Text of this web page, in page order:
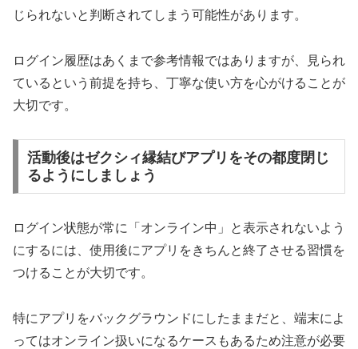
じられないと判断されてしまう可能性があります。
ログイン履歴はあくまで参考情報ではありますが、見られ
ているという前提を持ち、丁寧な使い方を心がけることが
大切です。
活動後はゼクシィ縁結びアプリをその都度閉じ
るようにしましょう
ログイン状態が常に「オンライン中」と表示されないよう
にするには、使用後にアプリをきちんと終了させる習慣を
つけることが大切です。
特にアプリをバックグラウンドにしたままだと、端末によ
ってはオンライン扱いになるケースもあるため注意が必要